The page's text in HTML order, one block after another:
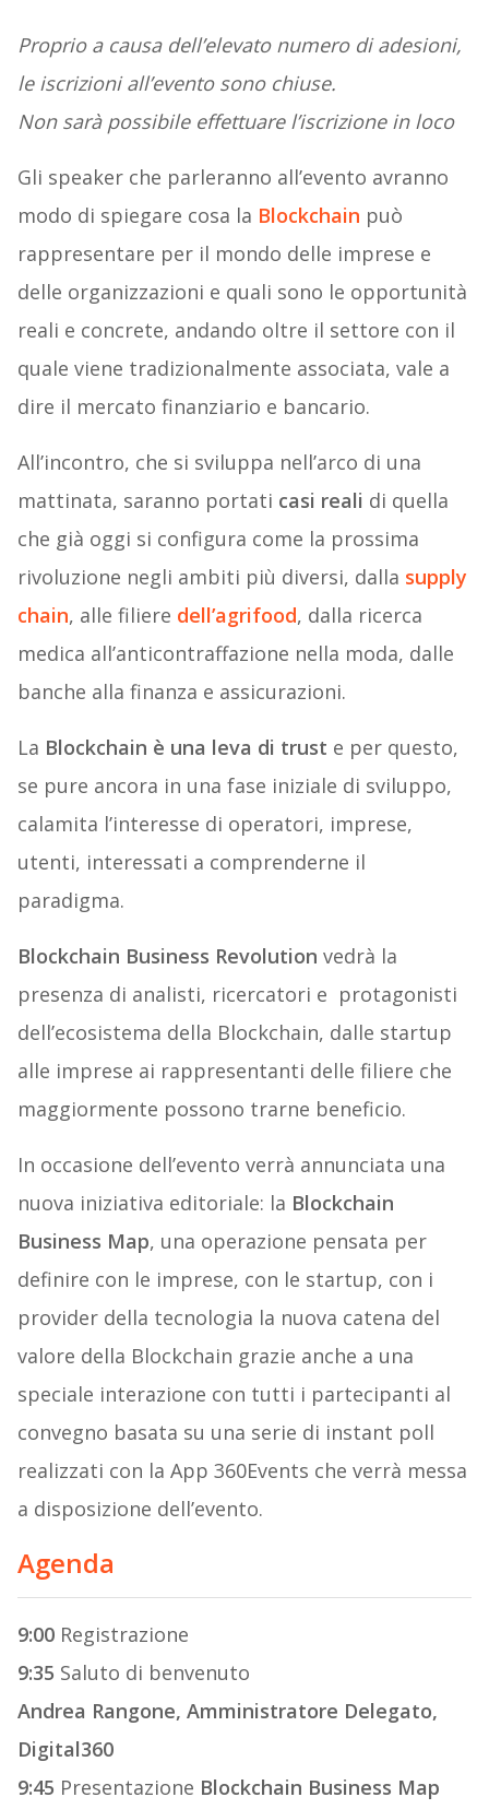
Proprio a causa dell’elevato numero di adesioni,
le iscrizioni all’evento sono chiuse.
Non sarà possibile effettuare l’iscrizione in loco
Gli speaker che parleranno all’evento avranno
modo di spiegare cosa la Blockchain può
rappresentare per il mondo delle imprese e
delle organizzazioni e quali sono le opportunità
reali e concrete, andando oltre il settore con il
quale viene tradizionalmente associata, vale a
dire il mercato finanziario e bancario.
All’incontro, che si sviluppa nell’arco di una
mattinata, saranno portati casi reali di quella
che già oggi si configura come la prossima
rivoluzione negli ambiti più diversi, dalla supply
chain, alle filiere dell’agrifood, dalla ricerca
medica all’anticontraffazione nella moda, dalle
banche alla finanza e assicurazioni.
La Blockchain è una leva di trust e per questo,
se pure ancora in una fase iniziale di sviluppo,
calamita l’interesse di operatori, imprese,
utenti, interessati a comprenderne il
paradigma.
Blockchain Business Revolution vedrà la
presenza di analisti, ricercatori e protagonisti
dell’ecosistema della Blockchain, dalle startup
alle imprese ai rappresentanti delle filiere che
maggiormente possono trarne beneficio.
In occasione dell’evento verrà annunciata una
nuova iniziativa editoriale: la Blockchain
Business Map, una operazione pensata per
definire con le imprese, con le startup, con i
provider della tecnologia la nuova catena del
valore della Blockchain grazie anche a una
speciale interazione con tutti i partecipanti al
convegno basata su una serie di instant poll
realizzati con la App 360Events che verrà messa
a disposizione dell’evento.
Agenda
9:00 Registrazione
9:35 Saluto di benvenuto
Andrea Rangone, Amministratore Delegato,
Digital360
9:45 Presentazione Blockchain Business Map